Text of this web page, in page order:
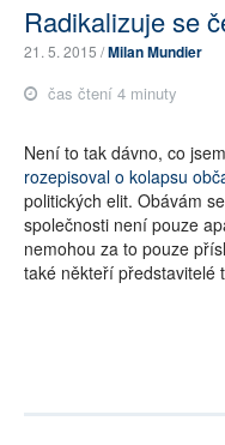
Radikalizuje se
21. 5. 2015 /Milan Mundier
čas čtení 4 minuty
Není to tak dávno, co
rozepisoval o kolapsu
politických elit. Obávám
společnosti není pouze
nemohou za to pouze
také někteří představitelé